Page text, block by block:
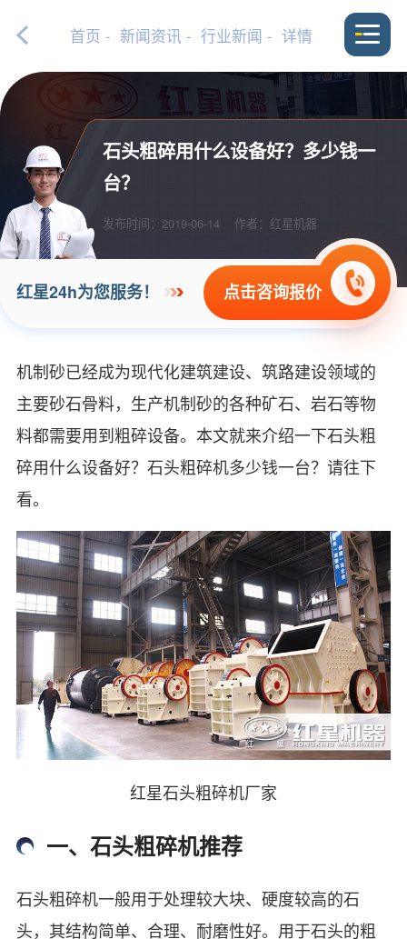
首页 - 新闻资讯 - 行业新闻 - 详情
石头粗碎用什么设备好？多少钱一
台？
发布时间：2019-06-14 作者：红星机器
红星24h为您服务！ 点击咨询报价
机制砂已经成为现代化建筑建设、筑路建设领域的
主要砂石骨料，生产机制砂的各种矿石、岩石等物
料都需要用到粗碎设备。本文就来介绍一下石头粗
碎用什么设备好？石头粗碎机多少钱一台？请往下
看。
红星石头粗碎机厂家
一、石头粗碎机推荐
石头粗碎机一般用于处理较大块、硬度较高的石
头，其结构简单、合理、耐磨性好。用于石头的粗